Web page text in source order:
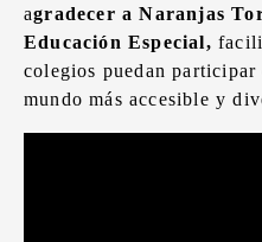
agradecer a Naranjas
Educación Especial,
colegios puedan participar
mundo más accesible y